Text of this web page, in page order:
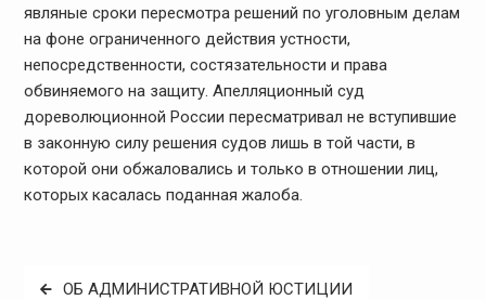
являные сроки пересмотра решений по уголовным делам
на фоне ограниченного действия устности,
непосредственности, состязательности и права
обвиняемого на защиту. Апелляционный суд
дореволюционной России пересматривал не вступившие
в законную силу решения судов лишь в той части, в
которой они обжаловались и только в отношении лиц,
которых касалась поданная жалоба.
Навигация
ОБ АДМИНИСТРАТИВНОЙ ЮСТИЦИИ